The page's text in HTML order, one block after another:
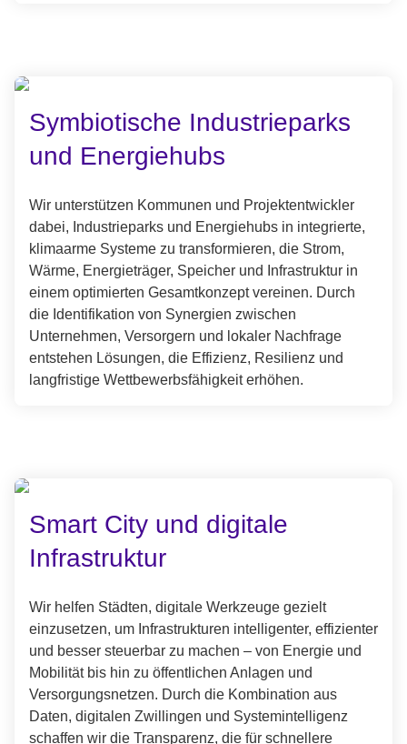
Symbiotische Industrieparks
und Energiehubs
Wir unterstützen Kommunen und Projektentwickler
dabei, Industrieparks und Energiehubs in integrierte,
klimaarme Systeme zu transformieren, die Strom,
Wärme, Energieträger, Speicher und Infrastruktur in
einem optimierten Gesamtkonzept vereinen. Durch
die Identifikation von Synergien zwischen
Unternehmen, Versorgern und lokaler Nachfrage
entstehen Lösungen, die Effizienz, Resilienz und
langfristige Wettbewerbsfähigkeit erhöhen.
Smart City und digitale
Infrastruktur
Wir helfen Städten, digitale Werkzeuge gezielt
einzusetzen, um Infrastrukturen intelligenter, effizienter
und besser steuerbar zu machen – von Energie und
Mobilität bis hin zu öffentlichen Anlagen und
Versorgungsnetzen. Durch die Kombination aus
Daten, digitalen Zwillingen und Systemintelligenz
schaffen wir die Transparenz, die für schnellere